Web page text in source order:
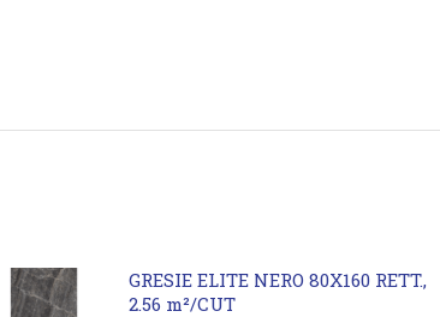
GRESIE ELITE NERO 80X160 RETT.,
2.56 m²/CUT